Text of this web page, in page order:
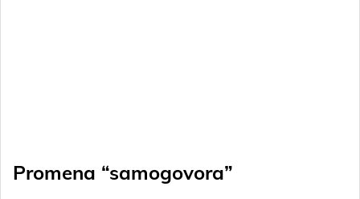
Promena “samogovora”